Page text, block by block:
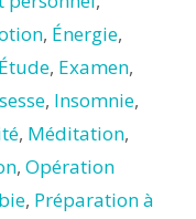
, Énergie,
Étude, Examen,
, Insomnie,
, Méditation,
, Opération
, Préparation à